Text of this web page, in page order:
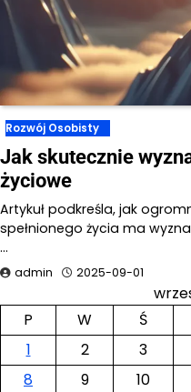
Rozwój Osobisty
Jak skutecznie
życiowe
Artykuł podkreśla, jak
spełnionego życia ma
…
admin 2025-09-01
P
W Ś
1
2 3
8
9 10